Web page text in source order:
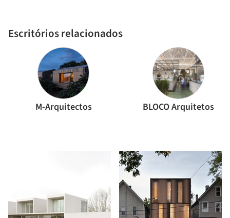
Escritórios relacionados
M-Arquitectos BLOCO Arquitetos